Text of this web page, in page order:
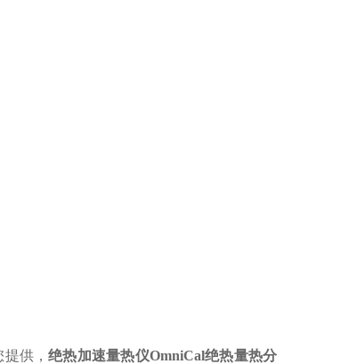
提供，绝热加速量热仪OmniCal绝热量热分